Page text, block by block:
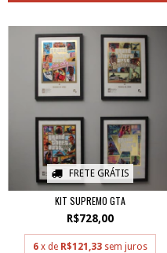
FRETE GRÁTIS
KIT SUPREMO GTA
R$728,00
6 x de R$121,33 sem juros